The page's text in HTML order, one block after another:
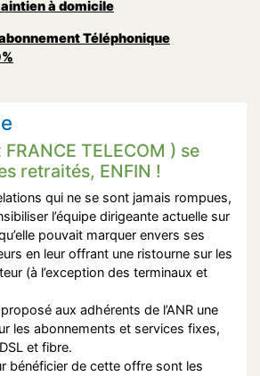
à domicile
Téléphonique
FRANCE TELECOM ) se
retraités, ENFIN !
qui ne se sont jamais rompues,
l’équipe dirigeante actuelle sur
pouvait marquer envers ses
en leur offrant une ristourne sur les
(à l’exception des terminaux et
proposé aux adhérents de l’ANR une
les abonnements et services fixes,
et fibre.
bénéficier de cette offre sont les